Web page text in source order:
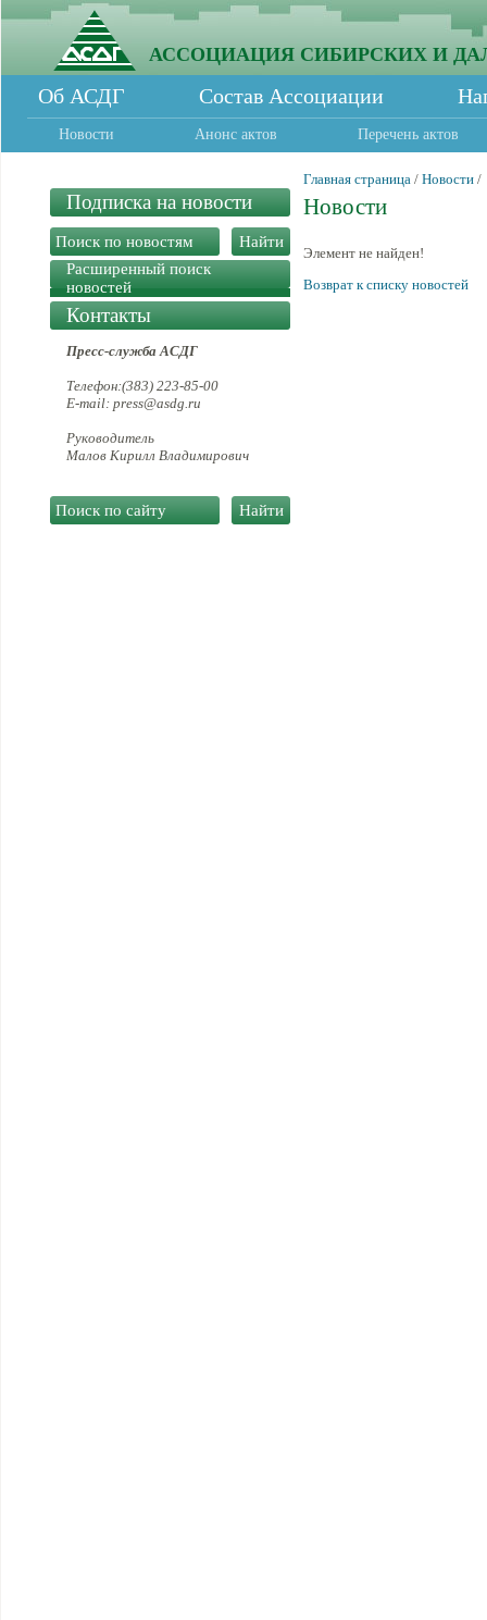
АССОЦИАЦИЯ СИБИРСКИХ И
Об АСДГ Состав Ассоциации
Новости Анонс актов Перечень актов
Подписка на новости
Расширенный поиск
новостей
Контакты
Пресс-служба АСДГ
Телефон:(383) 223-85-00
E-mail: press@asdg.ru
Руководитель
Малов Кирилл Владимирович
Главная страница / Новости /
Новости
Элемент не найден!
Возврат к списку новостей